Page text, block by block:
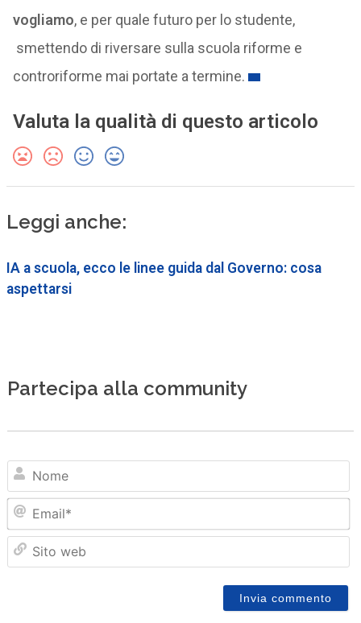
vogliamo, e per quale futuro per lo studente,
smettendo di riversare sulla scuola riforme e
controriforme mai portate a termine.
Valuta la qualità di questo articolo
Leggi anche:
IA a scuola, ecco le linee guida dal Governo: cosa
aspettarsi
Partecipa alla community